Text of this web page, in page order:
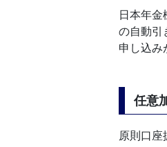
日本年
の自動引
申し込み
任意
原則口座